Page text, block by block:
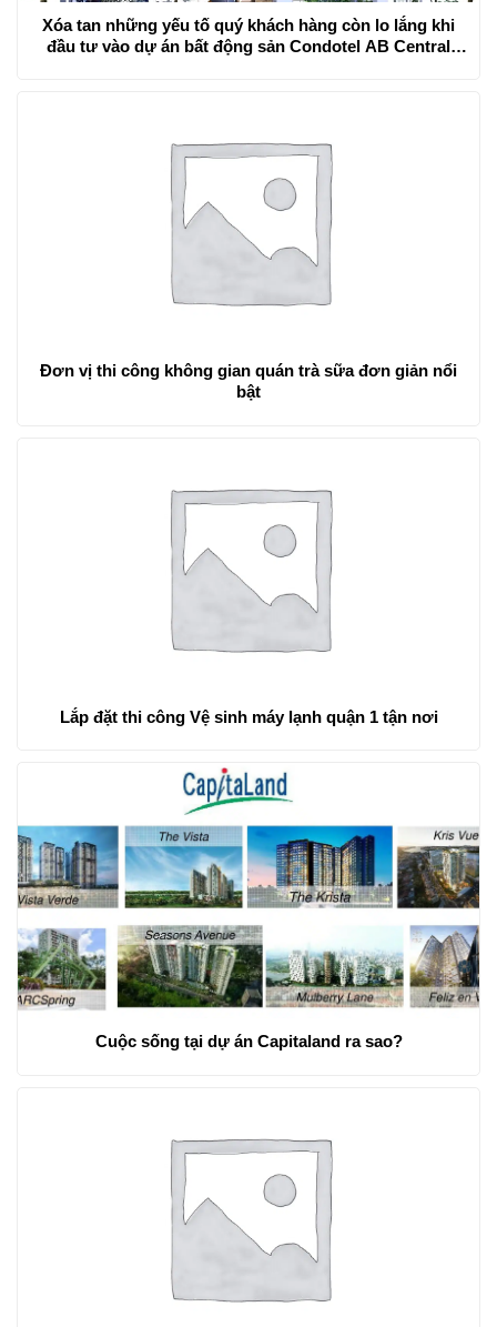
Xóa tan những yếu tố quý khách hàng còn lo lắng khi
đầu tư vào dự án bất động sản Condotel AB Central
Đơn vị thi công không gian quán trà sữa đơn giản nổi
bật
Lắp đặt thi công Vệ sinh máy lạnh quận 1 tận nơi
Cuộc sống tại dự án Capitaland ra sao?